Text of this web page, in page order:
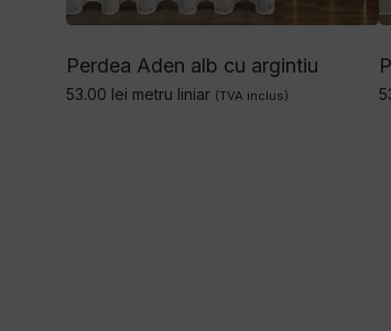
Perdea Aden alb cu argintiu
53.00 lei metru liniar (TVA inclus)